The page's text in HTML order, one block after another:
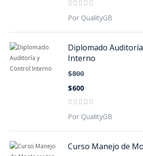
Por QualityGB
Diplomado
Interno
$800
$600
Por QualityGB
Curso Manejo de